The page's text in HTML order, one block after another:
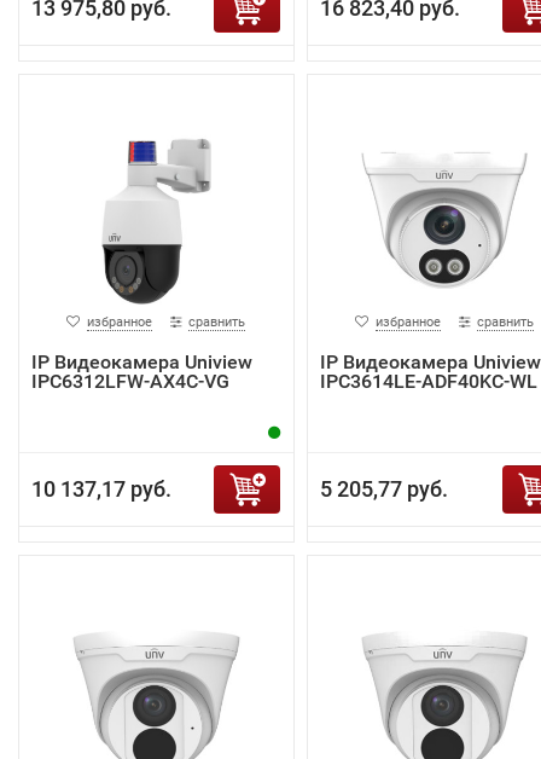
13 975,80 руб. 16 823,40 руб.
избранное сравнить
IP Видеокамера Uniview
IPC6312LFW-AX4C-VG
10 137,17 руб.
избранное сравнить
IP Видеокамера Uniview
IPC3614LE-ADF40KC-WL
5 205,77 руб.